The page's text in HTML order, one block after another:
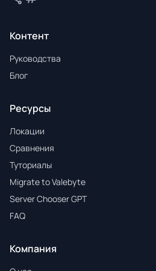
Контент
Руководства
Блог
Ресурсы
Локации
Сравнения
Туториалы
Migrate to Valebyte
Server Chooser GPT
FAQ
Компания